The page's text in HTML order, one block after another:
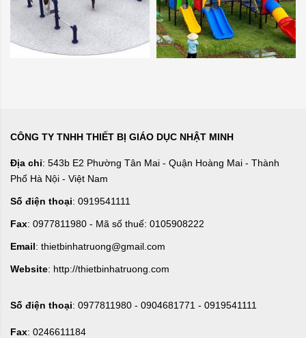
CÔNG TY TNHH THIẾT BỊ GIÁO DỤC NHẬT MINH
Địa chỉ: 543b E2 Phường Tân Mai - Quận Hoàng Mai - Thành
Phố Hà Nội - Việt Nam
Số điện thoại: 0919541111
Fax: 0977811980 - Mã số thuế: 0105908222
Email: thietbinhatruong@gmail.com
Website: http://thietbinhatruong.com
Số điện thoại: 0977811980 - 0904681771 - 0919541111
Fax: 0246611184